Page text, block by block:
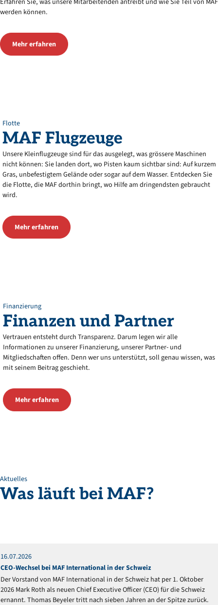
werden können.
Mehr erfahren
Flotte
MAF Flugzeuge
Unsere Kleinflugzeuge sind für das ausgelegt, was grössere Maschinen
nicht können: Sie landen dort, wo Pisten kaum sichtbar sind: Auf kurzem
Gras, unbefestigtem Gelände oder sogar auf dem Wasser. Entdecken Sie
die Flotte, die MAF dorthin bringt, wo Hilfe am dringendsten gebraucht
wird.
Mehr erfahren
Finanzierung
Finanzen und Partner
Vertrauen entsteht durch Transparenz. Darum legen wir alle
Informationen zu unserer Finanzierung, unserer Partner- und
Mitgliedschaften offen. Denn wer uns unterstützt, soll genau wissen, was
mit seinem Beitrag geschieht.
Mehr erfahren
Aktuelles
Was läuft bei MAF?
Mitteilung
16.07.2026
CEO-Wechsel bei MAF International in der Schweiz
Der Vorstand von MAF International in der Schweiz hat per 1. Oktober
2026 Mark Roth als neuen Chief Executive Officer (CEO) für die Schweiz
ernannt. Thomas Beyeler tritt nach sieben Jahren an der Spitze zurück.